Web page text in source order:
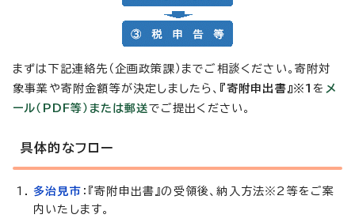
まずは下記連絡先（企画政策課）までご相談ください。寄附対
象事業や寄附金額等が決定しましたら、
『寄附申出書』※1 を メ
ール（PDF等）または郵送でご提出ください。
具体的なフロー
多治見市 ：『寄附申出書』の受領後、納入方法※2等をご案
内いたします。